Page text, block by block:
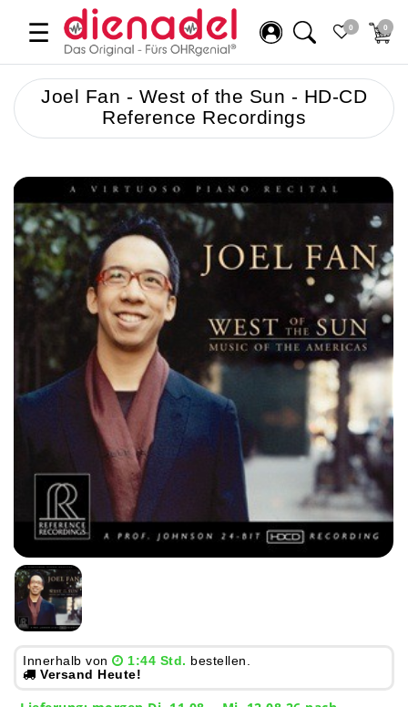
☰ 0 0
Joel Fan - West of the Sun - HD-CD
Reference Recordings
Innerhalb von 1:44 Std. bestellen.
Versand Heute!